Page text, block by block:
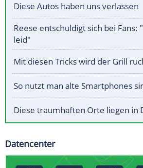
Diese Autos haben uns verlassen
Reese entschuldigt sich bei
leid"
Mit diesen Tricks wird der Grill
So nutzt man alte Smartphones
Diese traumhaften Orte liegen in
Datencenter